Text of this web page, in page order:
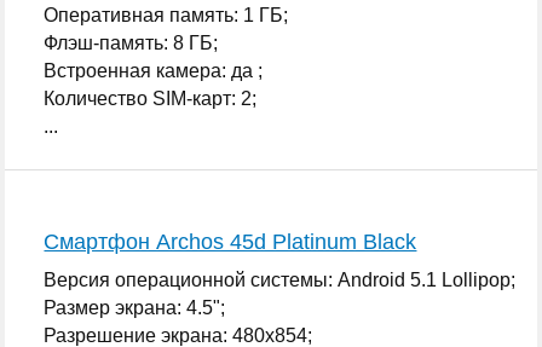
Оперативная память: 1 ГБ;
Флэш-память: 8 ГБ;
Встроенная камера: да ;
Количество SIM-карт: 2;
...
Смартфон Archos 45d Platinum Black
Версия операционной системы: Android 5.1 Lollipop;
Размер экрана: 4.5";
Разрешение экрана: 480x854;